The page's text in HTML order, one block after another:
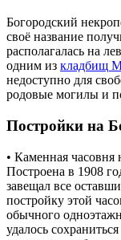
Богородский
своё название
располагалась на
одним из кладбищ
недоступно для
родовые могилы и
Постройки на
• Каменная
Построена в 1908
завещал все
постройку этой
обычного
удалось